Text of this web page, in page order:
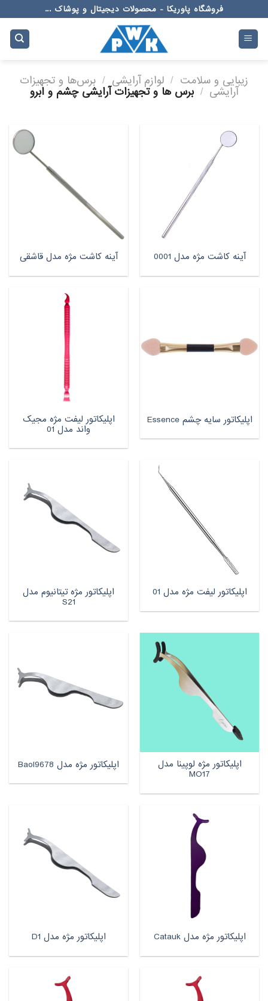
to
content
فروشگاه پاوریکا - محصولات دیجیتال و پوشاک ...
زیبایی و سلامت / لوازم آرایشی / برس‌ها و تجهیزات
آرایشی / برس ها و تجهیزات آرایشی چشم و ابرو
آینه کاشت مژه مدل 0001 آینه کاشت مژه مدل قاشقی
اپلیکاتور سایه چشم Essence اپلیکاتور لیفت مژه مجیک
واند مدل 01
اپلیکاتور لیفت مژه مدل 01 اپلیکاتور مژه تیتانیوم مدل
S21
اپلیکاتور مژه لوپینا مدل
MO17
اپلیکاتور مژه مدل Baol9678
اپلیکاتور مژه مدل Catauk اپلیکاتور مژه مدل D1